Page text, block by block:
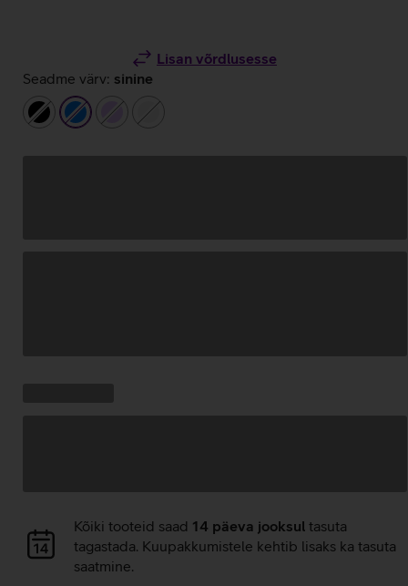
Lisan võrdlusesse
Seadme värv: sinine
mustsininehelelillavalge
Andmete
laadimine
Kõiki tooteid saad 14 päeva jooksul tasuta
tagastada. Kuupakkumistele kehtib lisaks ka tasuta
saatmine.